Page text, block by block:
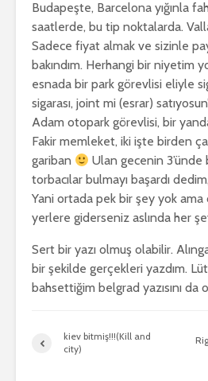
Budapeşte, Barcelona yığınla
saatlerde, bu tip noktalarda.
Sadece fiyat almak ve sizinle
bakındım. Herhangi bir niyetim
esnada bir park görevlisi eliyle
sigarası, joint mi (esrar)
Adam otopark görevlisi, bir
Fakir memleket, iki işte birden
gariban
Ulan gecenin
torbacılar bulmayı başardı
Yani ortada pek bir şey yok ama
yerlere giderseniz aslında her
Sert bir yazı olmuş olabilir.
bir şekilde gerçekleri yazdım.
bahsettiğim belgrad yazısını da
kiev bitmiş!!!(Kill and
city)